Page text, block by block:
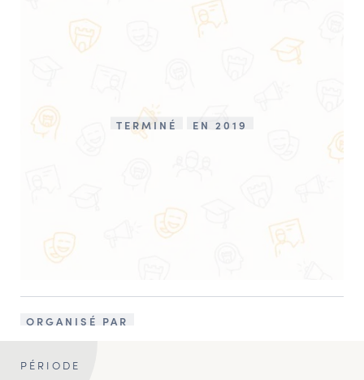
TERMINÉ EN 2019
ORGANISÉ PAR
PÉRIODE